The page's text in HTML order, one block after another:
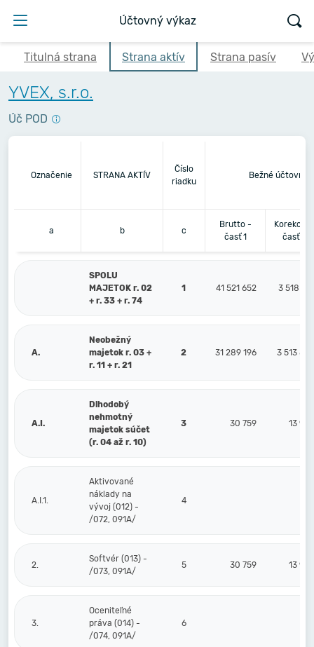
Účtovný výkaz
Titulná strana Strana aktív Strana pasív
YVEX, s.r.o.
Úč POD
Označenie STRANA AKTÍV
Číslo
riadku
Bežné účtovné
a b c
Brutto -
časť 1
Korekcia -
časť 2
SPOLU
MAJETOK r. 02
+ r. 33 + r. 74
1 41 521 652 3 518 591
A.
Neobežný
majetok r. 03 +
r. 11 + r. 21
2 31 289 196 3 513 839
A.I.
Dlhodobý
nehmotný
majetok súčet
(r. 04 až r. 10)
3 30 759 13 985
A.I.1.
Aktivované
náklady na
vývoj (012) -
/072, 091A/
4
2.
Softvér (013) -
/073, 091A/
5 30 759 13 985
3.
Oceniteľné
práva (014) -
/074, 091A/
6